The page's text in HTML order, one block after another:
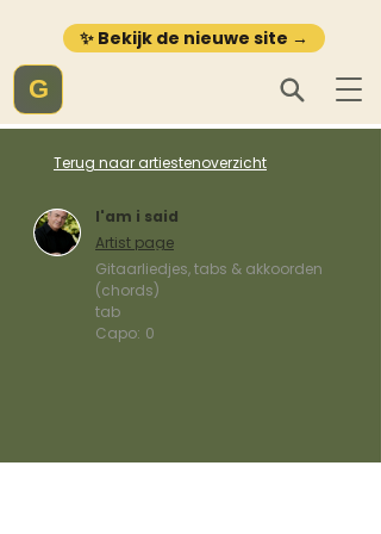
✨ Bekijk de nieuwe site →
G
Terug naar artiestenoverzicht
I'am i said
Artist page
Gitaarliedjes, tabs & akkoorden
(chords)
tab
Capo: 0